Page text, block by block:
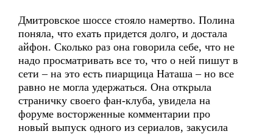
Дмитровское шоссе стояло намертво. Полина
поняла, что ехать придется долго, и достала
айфон. Сколько раз она говорила себе, что не
надо просматривать все то, что о ней пишут в
сети – на это есть пиарщица Наташа – но все
равно не могла удержаться. Она открыла
страничку своего фан-клуба, увидела на
форуме восторженные комментарии про
новый выпуск одного из сериалов, закусила